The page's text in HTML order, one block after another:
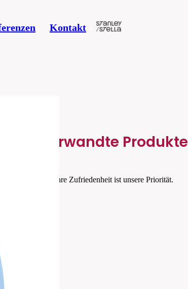
Kontakt
Verwandte Produkte
Ihre Zufriedenheit ist unsere Priorität.